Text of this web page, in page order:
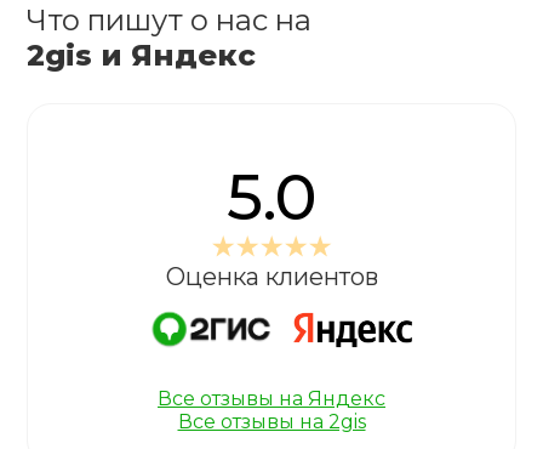
Что пишут о нас на
2gis и Яндекс
5.0
Оценка клиентов
Все отзывы на Яндекс
Все отзывы на 2gis